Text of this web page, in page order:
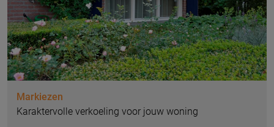
Markiezen
Karaktervolle verkoeling voor jouw woning